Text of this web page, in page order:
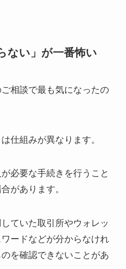
ない」が​一番怖い
相談で最も気になったの
仕組みが異なります。
必要な手続きを行うこと
があります。
ていた取引所やウォレッ
ードなどが分からなけれ
を確認できないことがあ